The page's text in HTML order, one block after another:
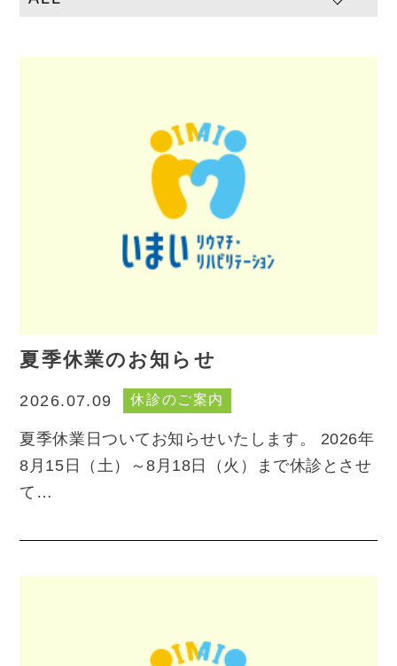
夏季休業のお知らせ
2026.07.09 休診のご案内
夏季休業日ついてお知らせいたします。 2026年
8月15日（土）～8月18日（火）まで休診とさせ
て…